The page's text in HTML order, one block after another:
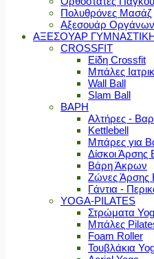
Πολυθρόνες Μασάζ
Αξεσουάρ Οργάνων
ΑΞΕΣΟΥΑΡ
CROSSFIT
Είδη Crossfit
Μπάλες
Wall Ball
Slam Ball
ΒΑΡΗ
Αλτήρες -
Kettlebell
Μπάρες για
Δίσκοι
Βάρη Άκρων
Ζώνες Άρσης
Γάντια -
YOGA-PILATES
Στρώματα
Μπάλες
Foam Roller
Τουβλάκια